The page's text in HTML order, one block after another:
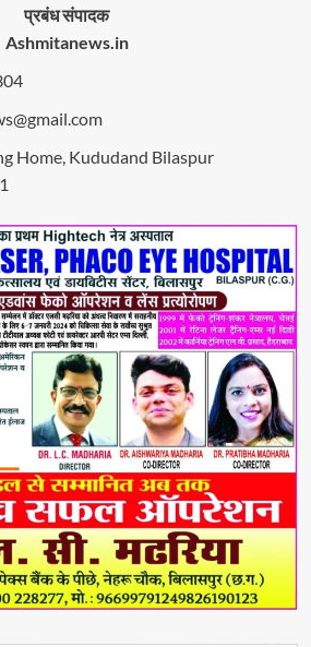
प्रबंध संपादक
Ashmitanews.in
Home, Kududand Bilaspur